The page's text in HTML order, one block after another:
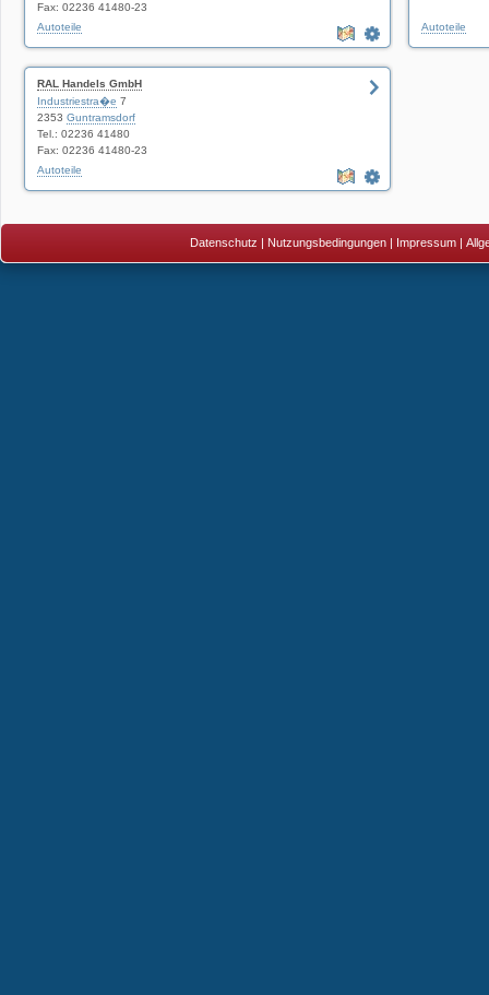
Fax: 02236 41480-23
Autoteile
Autoteile
RAL Handels GmbH
Industriestra�e 7
2353 Guntramsdorf
Tel.: 02236 41480
Fax: 02236 41480-23
Autoteile
Datenschutz | Nutzungsbedingungen | Impressum |